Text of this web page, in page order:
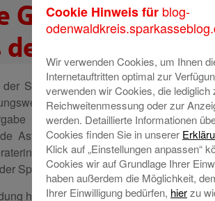
Gesichter zum
Sparkasse Odenwaldkreis haben
zum Bankkaufmann
gratulierten Sparkassendirektor
Astrid Sontheimer zur bestandenen
und Kundenberater verstärken
Sparkasse Odenwaldkreis.
haben sich die neuen Mitarbeiter
Cookie Hinweis für blog-
Wir verwenden Cookies, um Ihnen
Internetauftritten optimal zur
verwenden wir Cookies, die
Reichweitenmessung oder zur
werden. Detaillierte Informationen
Cookies finden Sie in unserer
Klick auf „Einstellungen anpassen“
Cookies wir auf Grundlage Ihrer
haben außerdem die Möglichkeit,
Ihrer Einwilligung bedürfen, hierzu